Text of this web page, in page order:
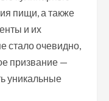
пищи, а также
и их
стало очевидно,
призвание —
уникальные